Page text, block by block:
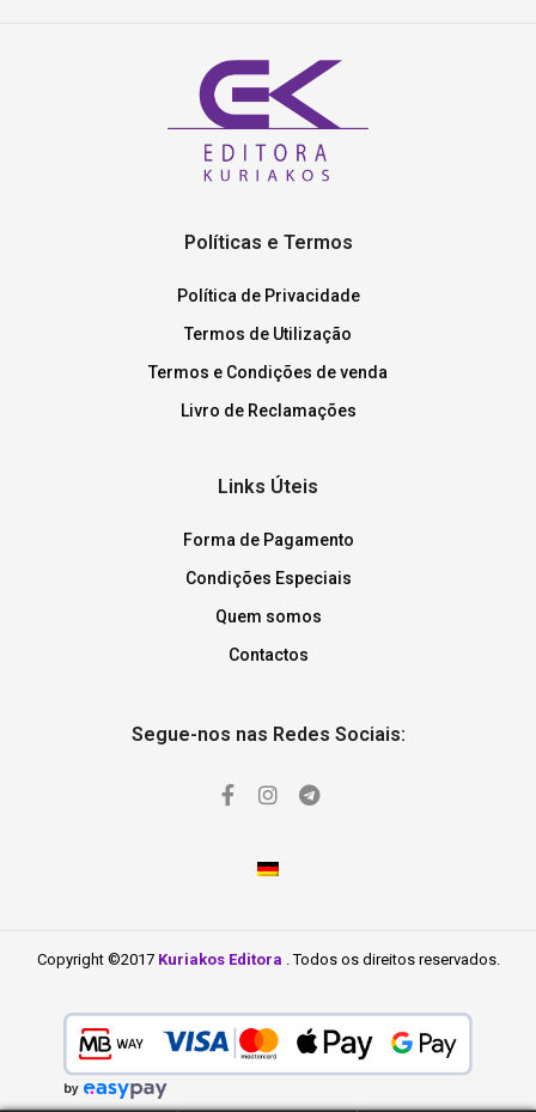
Políticas e Termos
Política de Privacidade
Termos de Utilização
Termos e Condições de venda
Livro de Reclamações
Links Úteis
Forma de Pagamento
Condições Especiais
Quem somos
Contactos
Segue-nos nas Redes Sociais:
Copyright ©2017 Kuriakos Editora . Todos os direitos reservados.